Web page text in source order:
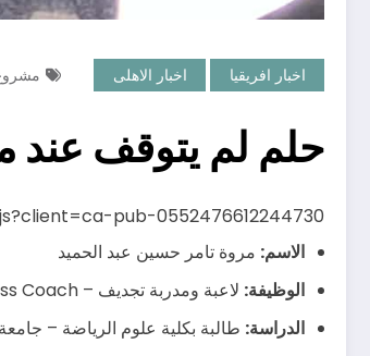
اخبار افريقيا اخبار الاهلى
حلم لم يتوقف عند
pub-0552476612244730
الاسم: مروة تامر حسين عبد الحميد
الوظيفة: لاعبة ومدربة تجديف – Fitness Coach
الدراسة: طالبة بكلية علوم الرياضة –